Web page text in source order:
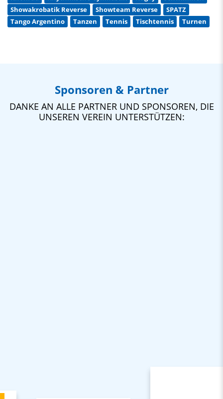
Showakrobatik Reverse
Showteam Reverse
SPATZ
Tango Argentino
Tanzen Tennis Tischtennis Turnen
Sponsoren & Partner
DANKE AN ALLE PARTNER UND SPONSOREN, DIE
UNSEREN VEREIN UNTERSTÜTZEN: